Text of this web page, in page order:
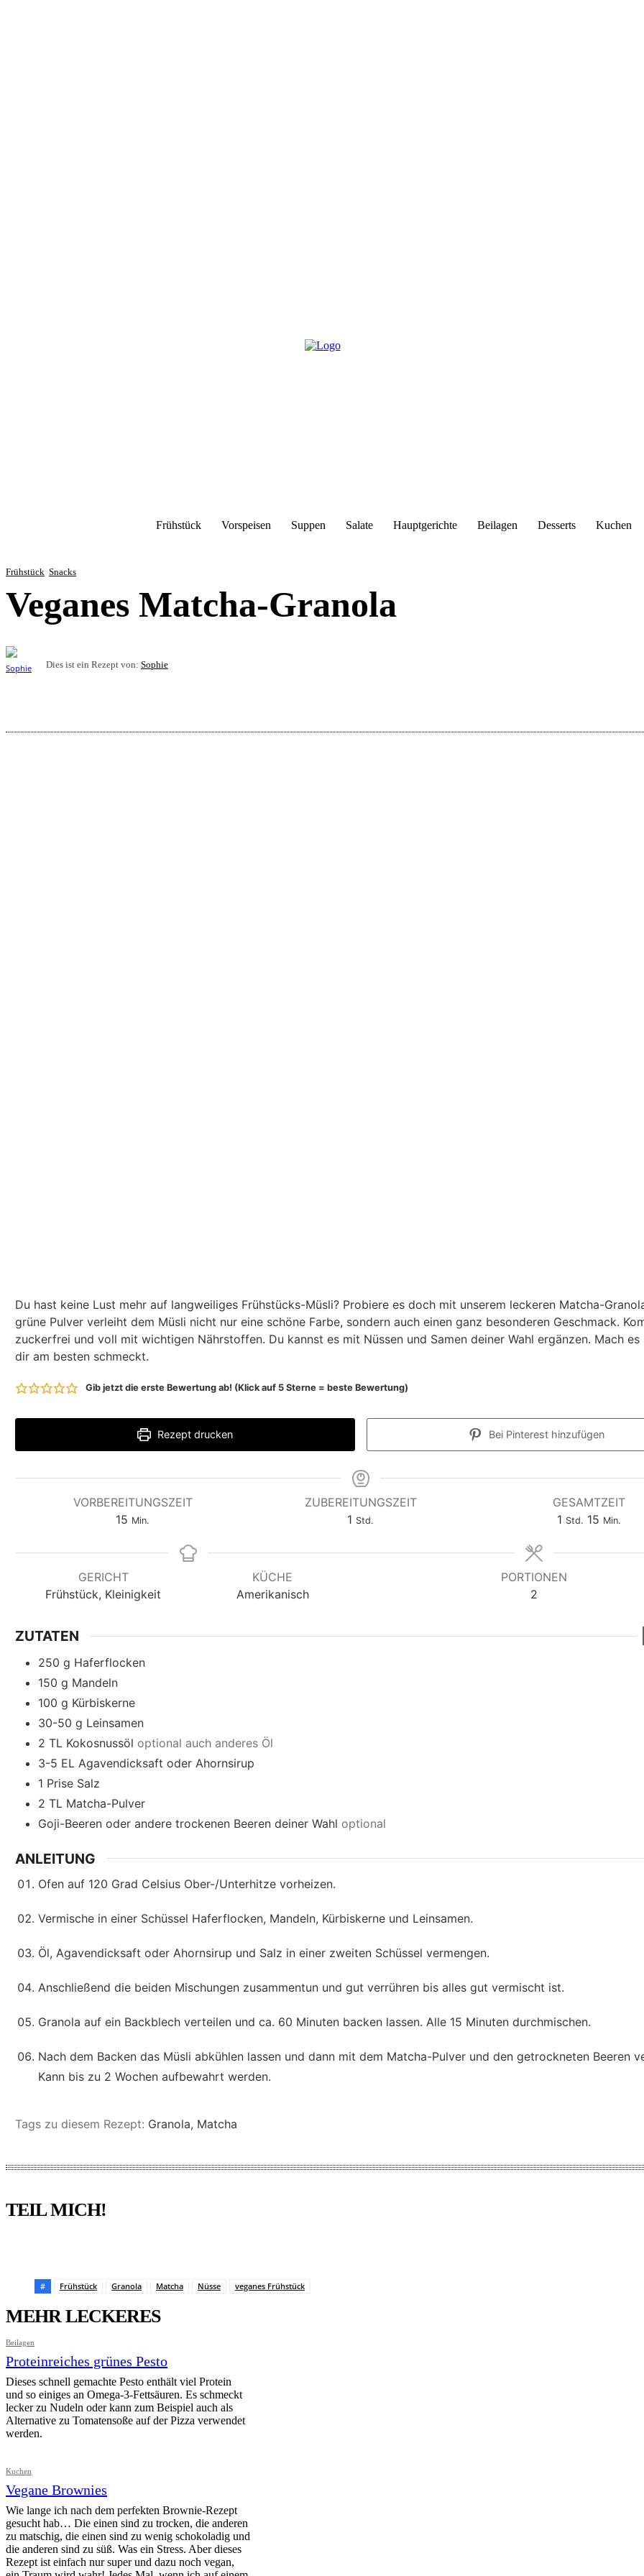
Frühstück Vorspeisen Suppen Salate Hauptgerichte Beilagen Desserts Kuchen
Frühstück Snacks
Veganes Matcha-Granola
Dies ist ein Rezept von: Sophie
Du hast keine Lust mehr auf langweiliges Frühstücks-Müsli? Probiere es doch mit unserem leckeren Matcha-
grüne Pulver verleiht dem Müsli nicht nur eine schöne Farbe, sondern auch einen ganz besonderen Geschmack.
zuckerfrei und voll mit wichtigen Nährstoffen. Du kannst es mit Nüssen und Samen deiner Wahl ergänzen. Mach es
dir am besten schmeckt.
Gib jetzt die erste Bewertung ab! (Klick auf 5 Sterne = beste Bewertung)
Rezept drucken Bei Pinterest hinzufügen
VORBEREITUNGSZEIT
15 M
n
u
t
Min.
ZUBEREITUNGSZEIT
1 S
u
Std.
GESAMTZEIT
1S
u
n
Std. 15M
n
Min.
GERICHT
Frühstück, Kleinigkeit
KÜCHE
Amerikanisch
PORTIONEN
2
ZUTATEN
250 g Haferflocken
150 g Mandeln
100 g Kürbiskerne
30-50 g Leinsamen
2 TL Kokosnussöl optional auch anderes Öl
3-5 EL Agavendicksaft oder Ahornsirup
1 Prise Salz
2 TL Matcha-Pulver
Goji-Beeren oder andere trockenen Beeren deiner Wahl optional
ANLEITUNG
Ofen auf 120 Grad Celsius Ober-/Unterhitze vorheizen.
Vermische in einer Schüssel Haferflocken, Mandeln, Kürbiskerne und Leinsamen.
Öl, Agavendicksaft oder Ahornsirup und Salz in einer zweiten Schüssel vermengen.
Anschließend die beiden Mischungen zusammentun und gut verrühren bis alles gut vermischt ist.
Granola auf ein Backblech verteilen und ca. 60 Minuten backen lassen. Alle 15 Minuten durchmischen.
Nach dem Backen das Müsli abkühlen lassen und dann mit dem Matcha-Pulver und den getrockneten Beeren
Kann bis zu 2 Wochen aufbewahrt werden.
Tags zu diesem Rezept: Granola, Matcha
TEIL MICH!
# Frühstück Granola Matcha Nüsse veganes Frühstück
MEHR LECKERES
Beilagen
Proteinreiches grünes Pesto
Dieses schnell gemachte Pesto enthält viel Protein
und so einiges an Omega-3-Fettsäuren. Es schmeckt
lecker zu Nudeln oder kann zum Beispiel auch als
Alternative zu Tomatensoße auf der Pizza verwendet
werden.
Kuchen
Vegane Brownies
Wie lange ich nach dem perfekten Brownie-Rezept
gesucht hab… Die einen sind zu trocken, die anderen
zu matschig, die einen sind zu wenig schokoladig und
die anderen sind zu süß. Was ein Stress. Aber dieses
Rezept ist einfach nur super und dazu noch vegan,